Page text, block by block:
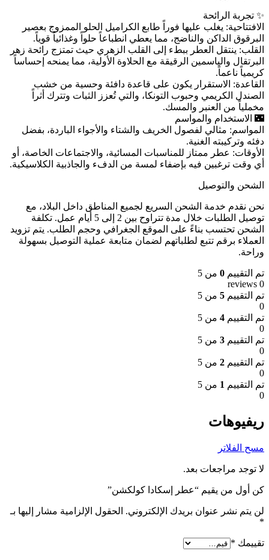
✨ تجربة الرائحة
الافتتاحية: يغلب عليها فوراً طابع الكراميل الحلو الممزوج بعصير
البرقوق الداكن والناضج، مما يعطي انطباعاً حلواً وغذائياً قوياً.
القلب: ينتقل العطر ببطء إلى القلب الزهري حيث تمتزج رائحة زهر
البرتقال والياسمين الرقيقة مع الحلاوة الأولية، مما يمنحه إحساساً
كريمياً ناعماً.
القاعدة: الاستقرار يكون على قاعدة دافئة وحسية من خشب
الصندل الكريمي وحبوب التونكا، والتي تُعزز الثبات وتترك أثراً
مخملياً من العنبر والمسك.
🌃 الاستخدام والمواسم
المواسم: مثالي لفصول الخريف والشتاء والأجواء الباردة، بفضل
دفئه وتركيبته الغنية.
الأوقات: عطر ممتاز للمناسبات المسائية، والاجتماعات الخاصة، أو
أي وقت ترغبين فيه بإضفاء لمسة من الدفء والجاذبية الكلاسيكية.
الشحن والتوصيل
نحن نقدم خدمة الشحن السريع لجميع المناطق داخل البلاد، مع
توصيل الطلبات خلال مدة تتراوح بين 2 إلى 5 أيام عمل. تكلفة
الشحن تحتسب بناءً على الموقع الجغرافي وحجم الطلب. يتم تزويد
العملاء برقم تتبع لطلباتهم لضمان متابعة عملية التوصيل بسهولة
وراحة.
تم التقييم 0 من 5
0 reviews
تم التقييم 5 من 5
0
تم التقييم 4 من 5
0
تم التقييم 3 من 5
0
تم التقييم 2 من 5
0
تم التقييم 1 من 5
0
ريفيوهات
مسح الفلاتر
لا توجد مراجعات بعد.
كن أول من يقيم “عطر إسكادا كولكشن”
لن يتم نشر عنوان بريدك الإلكتروني. الحقول الإلزامية مشار إليها بـ
*
تقييمك *